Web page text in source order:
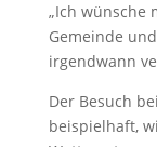
„Ich wünsche
Gemeinde
irgendwann
Der Besuch
beispielhaft,